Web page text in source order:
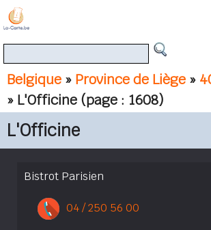
Belgique » Province de Liège »
» L'Officine (page : 1608)
L'Officine
Bistrot Parisien
04 / 250 56 00